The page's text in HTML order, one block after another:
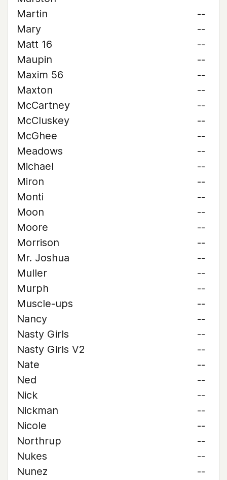
Martin
--
Mary
--
Matt 16
--
Maupin
--
Maxim 56
--
Maxton
--
McCartney
--
McCluskey
--
McGhee
--
Meadows
--
Michael
--
Miron
--
Monti
--
Moon
--
Moore
--
Morrison
--
Mr. Joshua
--
Muller
--
Murph
--
Muscle-ups
--
Nancy
--
Nasty Girls
--
Nasty Girls V2
--
Nate
--
Ned
--
Nick
--
Nickman
--
Nicole
--
Northrup
--
Nukes
--
Nunez
--